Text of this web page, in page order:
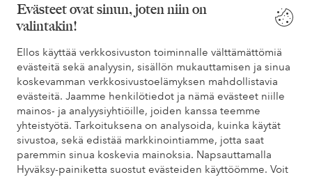
Evästeet ovat sinun, joten niin on
valintakin!
Ellos käyttää verkkosivuston toiminnalle välttämättömiä
evästeitä sekä analyysin, sisällön mukauttamisen ja sinua
koskevamman verkkosivustoelämyksen mahdollistavia
evästeitä. Jaamme henkilötiedot ja nämä evästeet niille
mainos- ja analyysiyhtiöille, joiden kanssa teemme
yhteistyötä. Tarkoituksena on analysoida, kuinka käytät
sivustoa, sekä edistää markkinointiamme, jotta saat
paremmin sinua koskevia mainoksia. Napsauttamalla
Hyväksy-painiketta suostut evästeiden käyttöömme. Voit
* Katso tarjouksen ehdot rekisteröitymisen yhteydessä
Tarvitsetko apua?
Löydät vastaukset useimmin kysyttyihin kysymyksiin usein
kysytyistä kysymyksistä. Löydät myös tietoa siitä, miten voit ottaa
meihin yhteyttä.
Asiakaspalvelu Tilaukset Maksutavat